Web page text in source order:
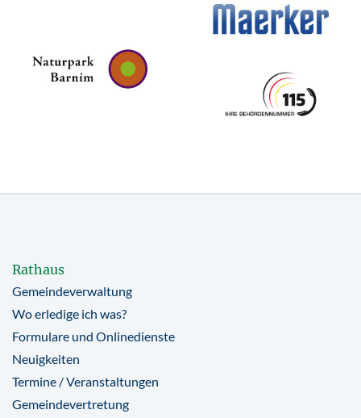
Rathaus
Gemeindeverwaltung
Wo erledige ich was?
Formulare und Onlinedienste
Neuigkeiten
Termine / Veranstaltungen
Gemeindevertretung